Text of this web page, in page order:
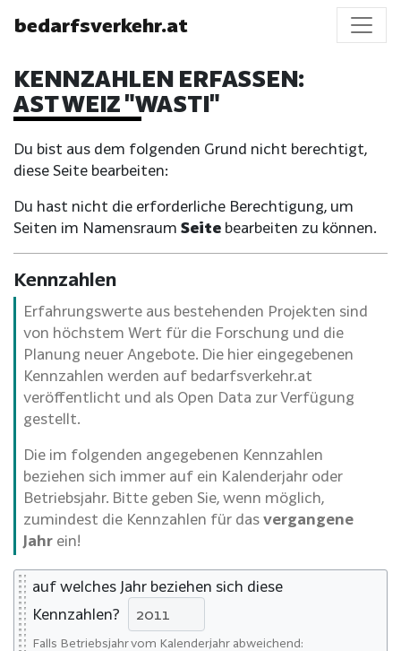
bedarfsverkehr.at
KENNZAHLEN ERFASSEN:
AST WEIZ "WASTI"
Du bist aus dem folgenden Grund nicht berechtigt,
diese Seite bearbeiten:
Du hast nicht die erforderliche Berechtigung, um
Seiten im Namensraum Seite bearbeiten zu können.
Kennzahlen
Erfahrungswerte aus bestehenden Projekten sind
von höchstem Wert für die Forschung und die
Planung neuer Angebote. Die hier eingegebenen
Kennzahlen werden auf bedarfsverkehr.at
veröffentlicht und als Open Data zur Verfügung
gestellt.
Die im folgenden angegebenen Kennzahlen
beziehen sich immer auf ein Kalenderjahr oder
Betriebsjahr. Bitte geben Sie, wenn möglich,
zumindest die Kennzahlen für das vergangene
Jahr ein!
auf welches Jahr beziehen sich diese
Kennzahlen?
Falls Betriebsjahr vom Kalenderjahr abweichend: